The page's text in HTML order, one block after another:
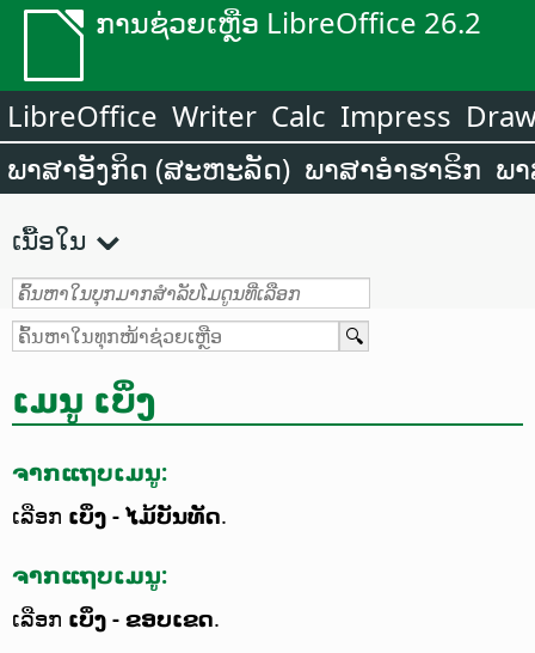
ການຊ່ວຍເຫຼືອ LibreOffice 26.2
LibreOffice Writer Calc Impress
ພາສາອັງກິດ (ສະຫະລັດ) ພາສາອຳຮາຣິກ ພ
ເນື້ອໃນ
ເມນູ ເບິ່ງ
ຈາກແຖບເມນູ:
ເລືອກ ເບິ່ງ - ໄມ້ບັນທັດ.
ຈາກແຖບເມນູ:
ເລືອກ ເບິ່ງ - ຂອບເຂດ.